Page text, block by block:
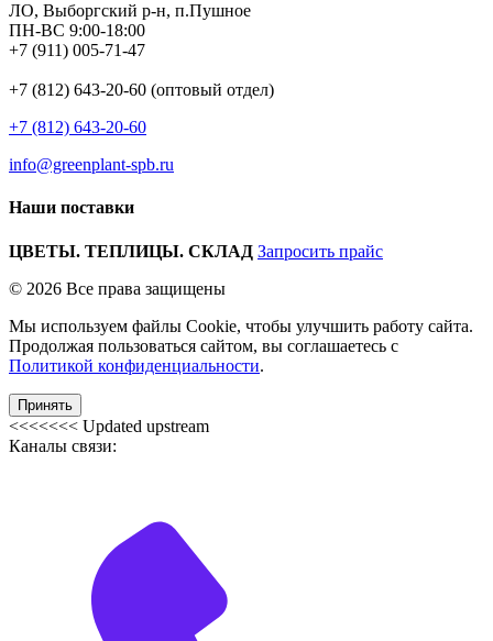
ЛО, Выборгский р-н, п.Пушное
ПН-ВС 9:00-18:00
+7 (911) 005-71-47
+7 (812) 643-20-60 (оптовый отдел)
+7 (812) 643-20-60
info@greenplant-spb.ru
Наши поставки
ЦВЕТЫ. ТЕПЛИЦЫ. СКЛАД Запросить прайс
© 2026 Все права защищены
Мы используем файлы Cookie, чтобы улучшить работу сайта.
Продолжая пользоваться сайтом, вы соглашаетесь с
Политикой конфиденциальности.
Принять
<<<<<<< Updated upstream
Каналы связи: